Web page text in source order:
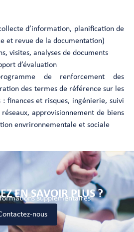
d’information, planification de
et revue de la documentation)
visites, analyses de documents
d’évaluation
de renforcement des
des termes de référence sur les
: finances et risques, ingénierie, suivi
approvisionnement de biens
envrironnementale et sociale
EN SAVOIR PLUS ?
supplémentaires
nous